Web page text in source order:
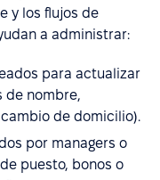
y los flujos de
a administrar:
para actualizar
de nombre,
de domicilio).
por managers o
puesto, bonos o